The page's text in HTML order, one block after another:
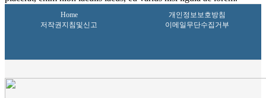
Home
개인정보보호방침
저작권지침및신고
이메일무단수집거부